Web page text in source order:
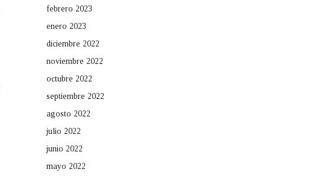
febrero 2023
enero 2023
diciembre 2022
noviembre 2022
octubre 2022
septiembre 2022
agosto 2022
julio 2022
junio 2022
mayo 2022